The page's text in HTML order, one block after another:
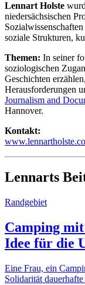
Lennart Holste
niedersächsischen
soziale Strukturen,
Themen: In seiner
soziologischen
Geschichten
Herausforderungen
Journalism and
Hannover.
Kontakt:
Lennarts
Randgebiet
Camping
Idee für die
Eine Frau, ein
Solidarität